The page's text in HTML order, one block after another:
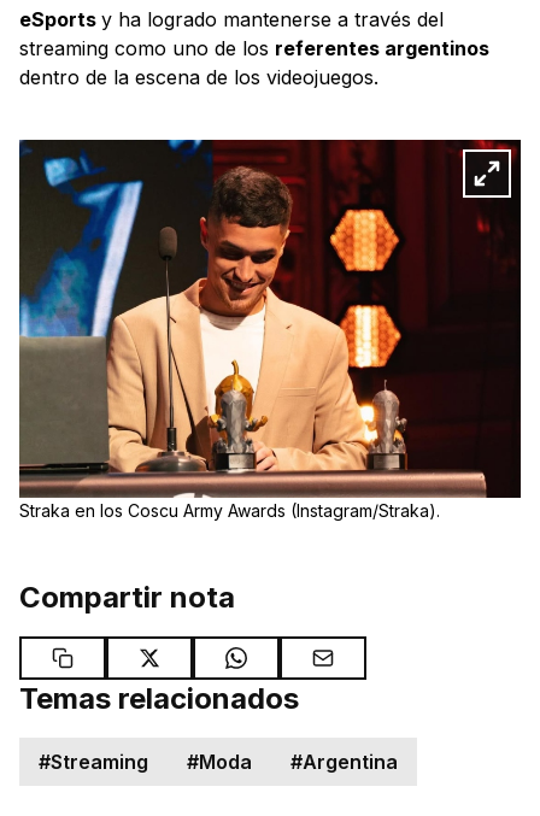
eSports y ha logrado mantenerse a través del
streaming como uno de los referentes argentinos
dentro de la escena de los videojuegos.
Straka en los Coscu Army Awards (Instagram/Straka).
Compartir nota
Temas relacionados
#Streaming #Moda #Argentina